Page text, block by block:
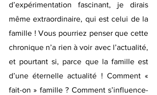
d’expérimentation fascinant, je dirais
même extraordinaire, qui est celui de la
famille ! Vous pourriez penser que cette
chronique n’a rien à voir avec l’actualité,
et pourtant si, parce que la famille est
d’une éternelle actualité ! Comment «
fait-on » famille ? Comment s’influence-